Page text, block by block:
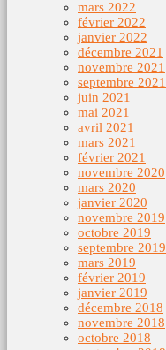
mars 2022
février 2022
janvier 2022
décembre 2021
novembre 2021
septembre 2021
juin 2021
mai 2021
avril 2021
mars 2021
février 2021
novembre 2020
mars 2020
janvier 2020
novembre 2019
octobre 2019
septembre 2019
mars 2019
février 2019
janvier 2019
décembre 2018
novembre 2018
octobre 2018